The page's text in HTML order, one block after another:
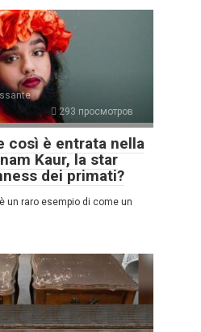
293 просмотров
così è entrata nella
Kaur, la star
dei primati?
un raro esempio di come un